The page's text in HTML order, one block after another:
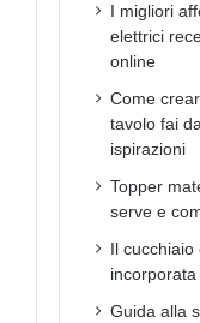
I migliori
elettrici
online
Come
tavolo fai
ispirazioni
Topper
serve e
Il
incorporata
Guida alla